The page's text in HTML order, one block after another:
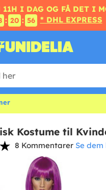
I DAG OG FÅ DET I
: 20 : 55 * DHL EXPRESS
Kostume til
8 Kommentarer Se dem